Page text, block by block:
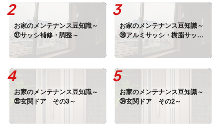
お家のメンテナンス豆知識～
㊲サッシ補修・調整～
お家のメンテナンス豆知識～
㊱アルミサッシ・樹脂サッシ
～
お家のメンテナンス豆知識～
㉟玄関ドア その3～
お家のメンテナンス豆知識～
㉞玄関ドア その2～